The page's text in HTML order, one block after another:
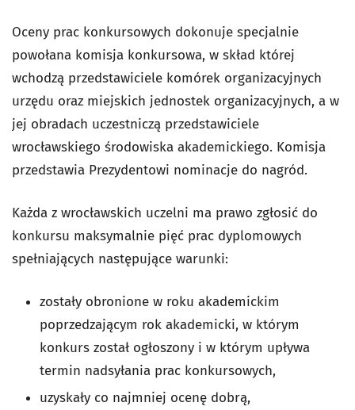
Oceny prac konkursowych dokonuje specjalnie
powołana komisja konkursowa, w skład której
wchodzą przedstawiciele komórek organizacyjnych
urzędu oraz miejskich jednostek organizacyjnych, a w
jej obradach uczestniczą przedstawiciele
wrocławskiego środowiska akademickiego. Komisja
przedstawia Prezydentowi nominacje do nagród.
Każda z wrocławskich uczelni ma prawo zgłosić do
konkursu maksymalnie pięć prac dyplomowych
spełniających następujące warunki:
zostały obronione w roku akademickim
poprzedzającym rok akademicki, w którym
konkurs został ogłoszony i w którym upływa
termin nadsyłania prac konkursowych,
uzyskały co najmniej ocenę dobrą,